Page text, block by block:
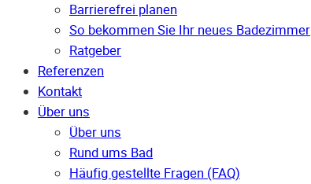
Barrierefrei planen
So bekommen Sie Ihr neues Badezimmer
Ratgeber
Referenzen
Kontakt
Über uns
Über uns
Rund ums Bad
Häufig gestellte Fragen (FAQ)